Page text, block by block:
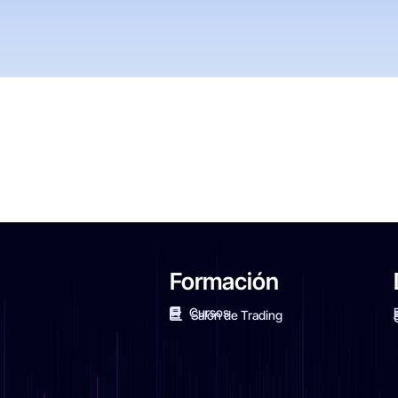
Formación
Cursos
Salón de Trading